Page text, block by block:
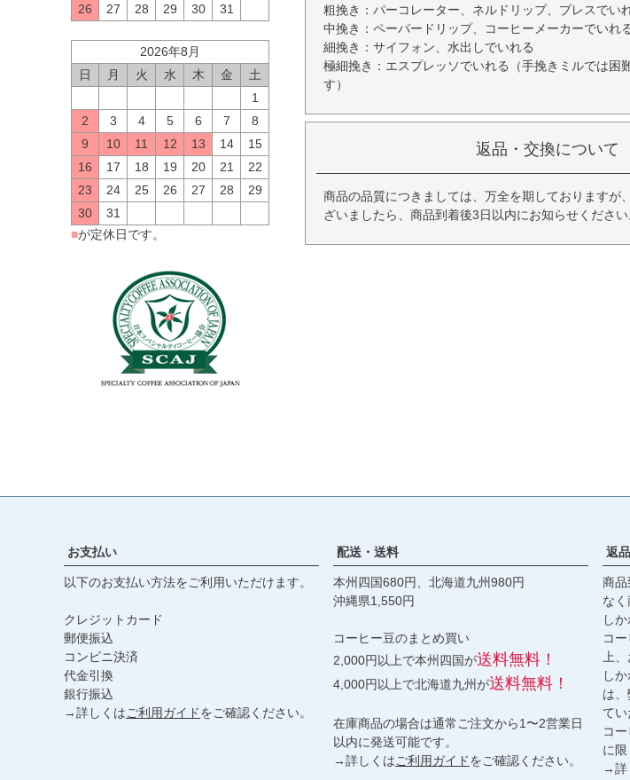
26
27 28 29 30 31
2026年8月
日
月 火 水 木 金
土
1
2
3 4 5 6 7
8
9
10 11 12 13 14
15
16
17 18 19 20 21
22
23
24 25 26 27 28
29
30
31
■が定休日です。
粗挽き：パーコレーター、ネルドリップ、プレスでい
中挽き：ペーパードリップ、コーヒーメーカーでいれ
細挽き：サイフォン、水出しでいれる
極細挽き：エスプレッソでいれる（手挽きミルでは困
す）
返品・交換について
商品の品質につきましては、万全を期しておりますが
ざいましたら、商品到着後3日以内にお知らせください
お支払い
以下のお支払い方法をご利用いただけます。
クレジットカード
郵便振込
コンビニ決済
代金引換
銀行振込
→詳しくはご利用ガイドをご確認ください。
配送・送料
本州四国680円、北海道九州980円
沖縄県1,550円
コーヒー豆のまとめ買い
2,000円以上で本州四国が送料無料！
4,000円以上で北海道九州が送料無料！
在庫商品の場合は通常ご注文から1〜2営業日
以内に発送可能です。
→詳しくはご利用ガイドをご確認ください。
返
商品
な
しか
コ
上
し
は
てい
コ
に限
→詳